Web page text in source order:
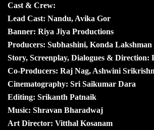
Cast & Crew:
Lead Cast: Nandu, Avika Gor
Banner: Riya Jiya Productions
Producers: Subhashini, Konda Lakshman
Story, Screenplay, Dialogues & Direction:
Co-Producers: Raj Nag, Ashwini
Cinematography: Sri Saikumar Dara
Editing: Srikanth Patnaik
Music: Shravan Bharadwaj
Art Director: Vitthal Kosanam